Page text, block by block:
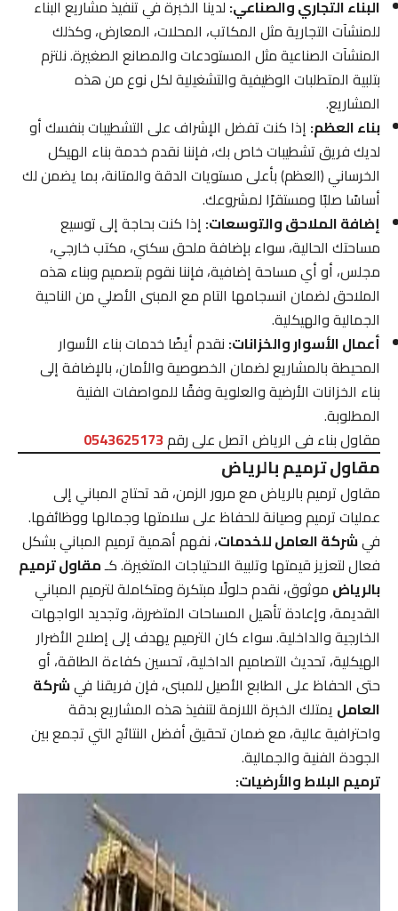
البناء التجاري والصناعي:لدينا الخبرة في تنفيذ مشاريع البناء
للمنشآت التجارية مثل المكاتب، المحلات، المعارض، وكذلك
المنشآت الصناعية مثل المستودعات والمصانع الصغيرة. نلتزم
بتلبية المتطلبات الوظيفية والتشغيلية لكل نوع من هذه
المشاريع.
بناء العظم:إذا كنت تفضل الإشراف على التشطيبات بنفسك أو
لديك فريق تشطيبات خاص بك، فإننا نقدم خدمة بناء الهيكل
الخرساني (العظم) بأعلى مستويات الدقة والمتانة، بما يضمن لك
أساسًا صلبًا ومستقرًا لمشروعك.
إضافة الملاحق والتوسعات:إذا كنت بحاجة إلى توسيع
مساحتك الحالية، سواء بإضافة ملحق سكني، مكتب خارجي،
مجلس، أو أي مساحة إضافية، فإننا نقوم بتصميم وبناء هذه
الملاحق لضمان انسجامها التام مع المبنى الأصلي من الناحية
الجمالية والهيكلية.
أعمال الأسوار والخزانات:نقدم أيضًا خدمات بناء الأسوار
المحيطة بالمشاريع لضمان الخصوصية والأمان، بالإضافة إلى
بناء الخزانات الأرضية والعلوية وفقًا للمواصفات الفنية
المطلوبة.
مقاول بناء فى الرياض اتصل على رقم0543625173
مقاول ترميم بالرياض
مقاول ترميم بالرياض مع مرور الزمن، قد تحتاج المباني إلى
عمليات ترميم وصيانة للحفاظ على سلامتها وجمالها ووظائفها.
فيشركة العامل للخدمات، نفهم أهمية ترميم المباني بشكل
فعال لتعزيز قيمتها وتلبية الاحتياجات المتغيرة. كـمقاول ترميم
بالرياضموثوق، نقدم حلولًا مبتكرة ومتكاملة لترميم المباني
القديمة، وإعادة تأهيل المساحات المتضررة، وتجديد الواجهات
الخارجية والداخلية. سواء كان الترميم يهدف إلى إصلاح الأضرار
الهيكلية، تحديث التصاميم الداخلية، تحسين كفاءة الطاقة، أو
حتى الحفاظ على الطابع الأصيل للمبنى، فإن فريقنا فيشركة
العامليمتلك الخبرة اللازمة لتنفيذ هذه المشاريع بدقة
واحترافية عالية، مع ضمان تحقيق أفضل النتائج التي تجمع بين
الجودة الفنية والجمالية.
ترميم البلاط والأرضيات: